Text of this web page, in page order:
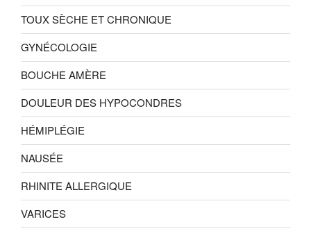
TOUX SÈCHE ET CHRONIQUE
GYNÉCOLOGIE
BOUCHE AMÈRE
DOULEUR DES HYPOCONDRES
HÉMIPLÉGIE
NAUSÉE
RHINITE ALLERGIQUE
VARICES